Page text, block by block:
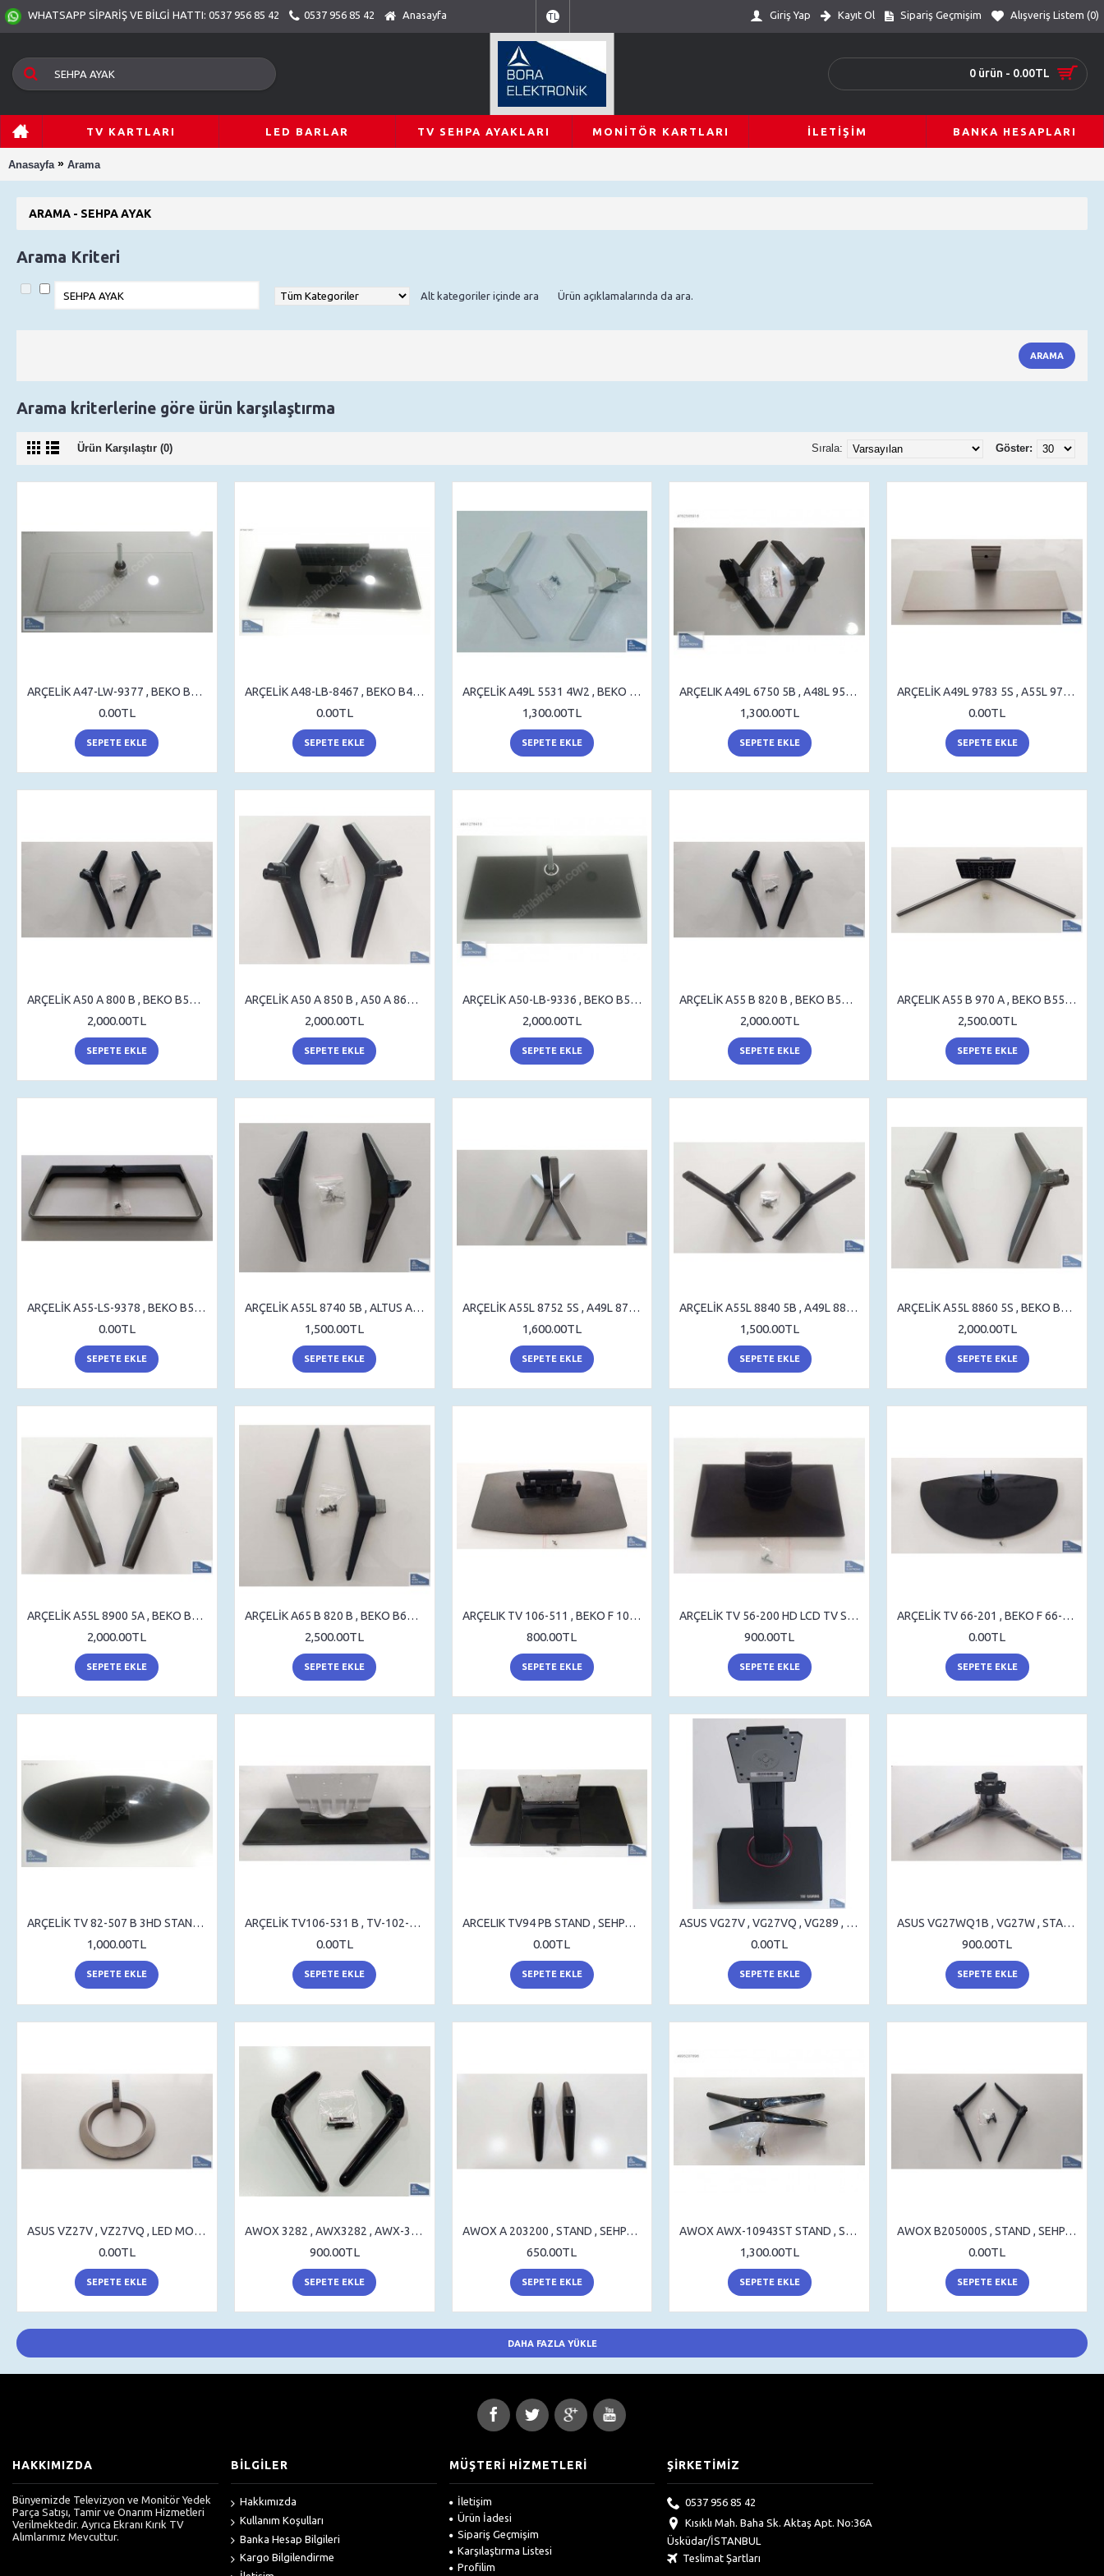
WHATSAPP SİPARİŞ VE BİLGİ HATTI: 0537 956 85 42 0537 956 85 42 Anasayfa TL Giriş Yap Kayıt Ol Sipariş Geçmişim Alışveriş Listem (0)
0 ürün - 0.00TL
TV KARTLARI LED BARLAR TV SEHPA AYAKLARI MONITÖR KARTLARI İLETIŞIM BANKA HESAPLARI
Anasayfa » Arama
ARAMA - SEHPA AYAK
Arama Kriteri
Alt kategoriler içinde ara Ürün açıklamalarında da ara.
Arama kriterlerine göre ürün karşılaştırma
Ürün Karşılaştır (0) Göster:
Sırala:
ARÇELİK A47-LW-9377 , BEKO B47-LW-9377 , STAND , SEHPA AYAK , MASA AYAK
0.00TL
SEPETE EKLE
ARÇELİK A48-LB-8467 , BEKO B48-LB-8467 , STAND , SEHPA AYAK , MASA AYAK
0.00TL
SEPETE EKLE
ARÇELİK A49L 5531 4W2 , BEKO B49L 5531 4W2 , STAND , SEHPA AYAK , MASA AYAK
1,300.00TL
SEPETE EKLE
ARÇELIK A49L 6750 5B , A48L 9583 5B , STAND , SEHPA AYAK , MASA AYAK
1,300.00TL
SEPETE EKLE
ARÇELİK A49L 9783 5S , A55L 9783 5S , STAND , TV AYAK , SEHPA AYAK
0.00TL
SEPETE EKLE
ARÇELİK A50 A 800 B , BEKO B50 A 800 B , STAND , SEHPA AYAK , MASA AYAK
2,000.00TL
SEPETE EKLE
ARÇELİK A50 A 850 B , A50 A 860 B , BEKO B50 A 850 B , B50 A 860 B , STAND , SEHPA AYAK , MASA AYAK
2,000.00TL
SEPETE EKLE
ARÇELİK A50-LB-9336 , BEKO B50-LB-9336 , STAND , SEHPA AYAK , MASA AYAK
2,000.00TL
SEPETE EKLE
ARÇELİK A55 B 820 B , BEKO B55 B 820 B , STAND , SEHPA AYAK , MASA AYAK
2,000.00TL
SEPETE EKLE
ARÇELIK A55 B 970 A , BEKO B55 B 970 A , STAND , SEHPA AYAK , MASA AYAK
2,500.00TL
SEPETE EKLE
ARÇELİK A55-LS-9378 , BEKO B55-LS-9378 , STAND , TV , SEHPA , MASA AYAK
0.00TL
SEPETE EKLE
ARÇELİK A55L 8740 5B , ALTUS AL43L 8990 5B , STAND , SEHPA AYAK , MASA AYAK
1,500.00TL
SEPETE EKLE
ARÇELİK A55L 8752 5S , A49L 8752 5S , BEKO B55L 8752 5S , B49L 8752 5S , STAND , SEHPA AYAK , MASA AYAK
1,600.00TL
SEPETE EKLE
ARÇELİK A55L 8840 5B , A49L 8840 5B , STAND , SEHPA AYAK , MASA AYAK
1,500.00TL
SEPETE EKLE
ARÇELİK A55L 8860 5S , BEKO B49L 8900 5A , STAND , SEHPA AYAK , MASA AYAK
2,000.00TL
SEPETE EKLE
ARÇELİK A55L 8900 5A , BEKO B55L 8900 5A , STAND , SEHPA AYAK , MASA AYAK
2,000.00TL
SEPETE EKLE
ARÇELİK A65 B 820 B , BEKO B65 B 820 B , STAND , TV AYAK , SEHPA AYAK
2,500.00TL
SEPETE EKLE
ARÇELIK TV 106-511 , BEKO F 106-511 , STAND , TV AYAGI , SEHPA AYAK , MASA AYAK
800.00TL
SEPETE EKLE
ARÇELİK TV 56-200 HD LCD TV STAND , SEHPA AYAK , MASA AYAK
900.00TL
SEPETE EKLE
ARÇELİK TV 66-201 , BEKO F 66-201 , STAND , SEHPA AYAK , MASA AYAK
0.00TL
SEPETE EKLE
ARÇELİK TV 82-507 B 3HD STAND , SEHPA AYAK , MASA AYAK
1,000.00TL
SEPETE EKLE
ARÇELİK TV106-531 B , TV-102-B2HD-VD , TV-106-B2HD-VD , BEKO FB-102-2HD-VD , FB-106-2HD , STAND , SEHPA AYAK , MASA AYAK
0.00TL
SEPETE EKLE
ARCELIK TV94 PB STAND , SEHPA AYAK , MASA AYAK
0.00TL
SEPETE EKLE
ASUS VG27V , VG27VQ , VG289 , VG289Q , VG278 , VG278Q , LED MONITOR , STAND , SEHPA AYAK , MASA AYAK
0.00TL
SEPETE EKLE
ASUS VG27WQ1B , VG27W , STAND , SEHPA AYAK , MASA AYAK
900.00TL
SEPETE EKLE
ASUS VZ27V , VZ27VQ , LED MONITOR , STAND , SEHPA AYAK , MASA AYAK
0.00TL
SEPETE EKLE
AWOX 3282 , AWX3282 , AWX-3282 , STAND , SEHPA AYAK , MASA AYAK
900.00TL
SEPETE EKLE
AWOX A 203200 , STAND , SEHPA AYAK , MASA AYAK
650.00TL
SEPETE EKLE
AWOX AWX-10943ST STAND , SEHPA AYAK , MASA AYAK
1,300.00TL
SEPETE EKLE
AWOX B205000S , STAND , SEHPA AYAK , MASA AYAK
0.00TL
SEPETE EKLE
DAHA FAZLA YÜKLE
HAKKIMIZDA
Bünyemizde Televizyon ve Monitör Yedek
Parça Satışı, Tamir ve Onarım Hizmetleri
Verilmektedir. Ayrıca Ekranı Kırık TV
Alımlarımız Mevcuttur.
BİLGİLER
Hakkımızda
Kullanım Koşulları
Banka Hesap Bilgileri
Kargo Bilgilendirme
MÜŞTERİ HİZMETLERİ
İletişim
Ürün İadesi
Sipariş Geçmişim
Karşılaştırma Listesi
Profilim
ŞİRKETİMİZ
0537 956 85 42
Kısıklı Mah. Baha Sk. Aktaş Apt. No:36A
Üsküdar/İSTANBUL
Teslimat Şartları